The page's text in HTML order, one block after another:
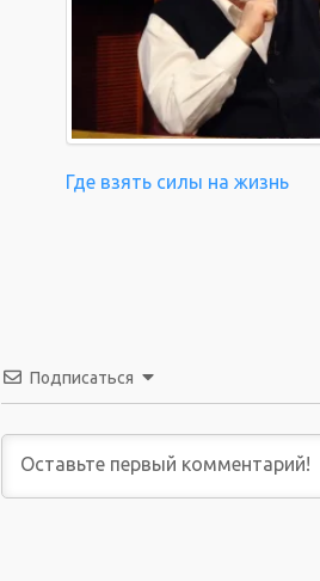
Где взять силы на жизнь
Подписаться